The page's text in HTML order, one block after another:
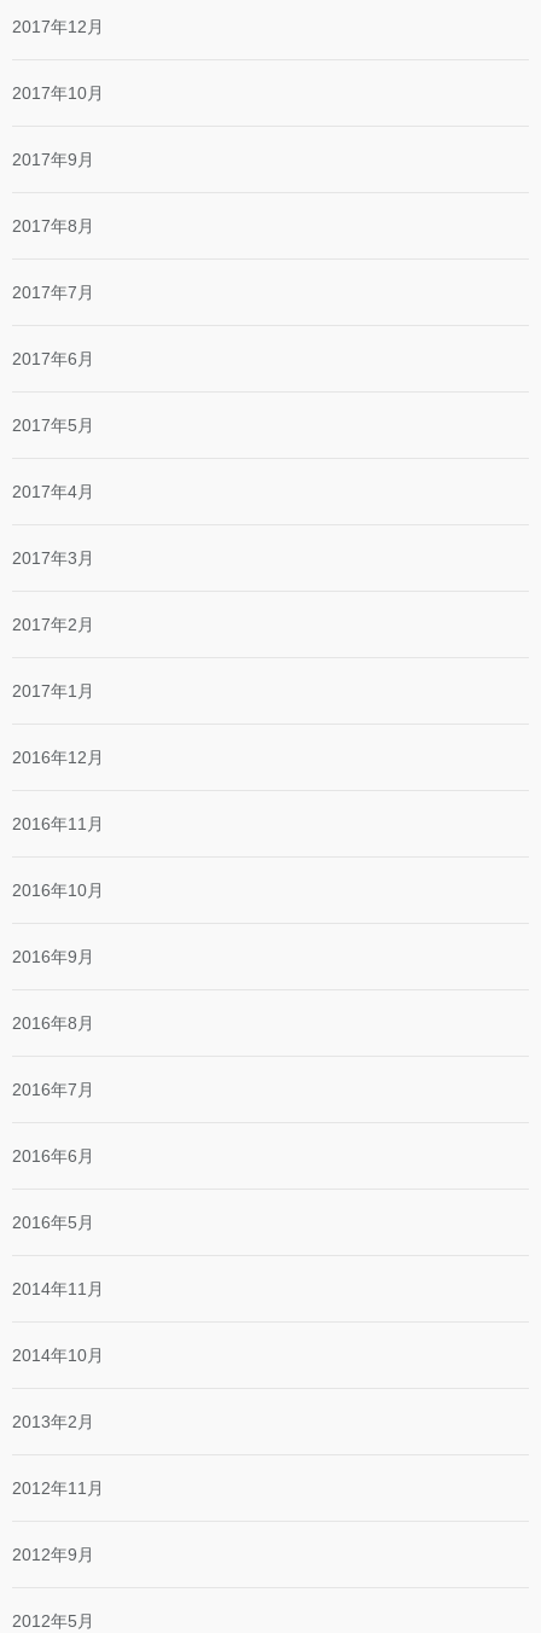
2017年12月
2017年10月
2017年9月
2017年8月
2017年7月
2017年6月
2017年5月
2017年4月
2017年3月
2017年2月
2017年1月
2016年12月
2016年11月
2016年10月
2016年9月
2016年8月
2016年7月
2016年6月
2016年5月
2014年11月
2014年10月
2013年2月
2012年11月
2012年9月
2012年5月